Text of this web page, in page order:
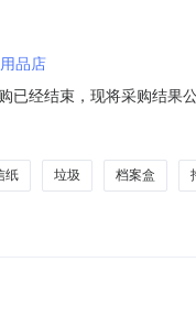
品店
经结束，现将采购结果
间:-二、采购单位信息采
纸 垃圾 档案盒